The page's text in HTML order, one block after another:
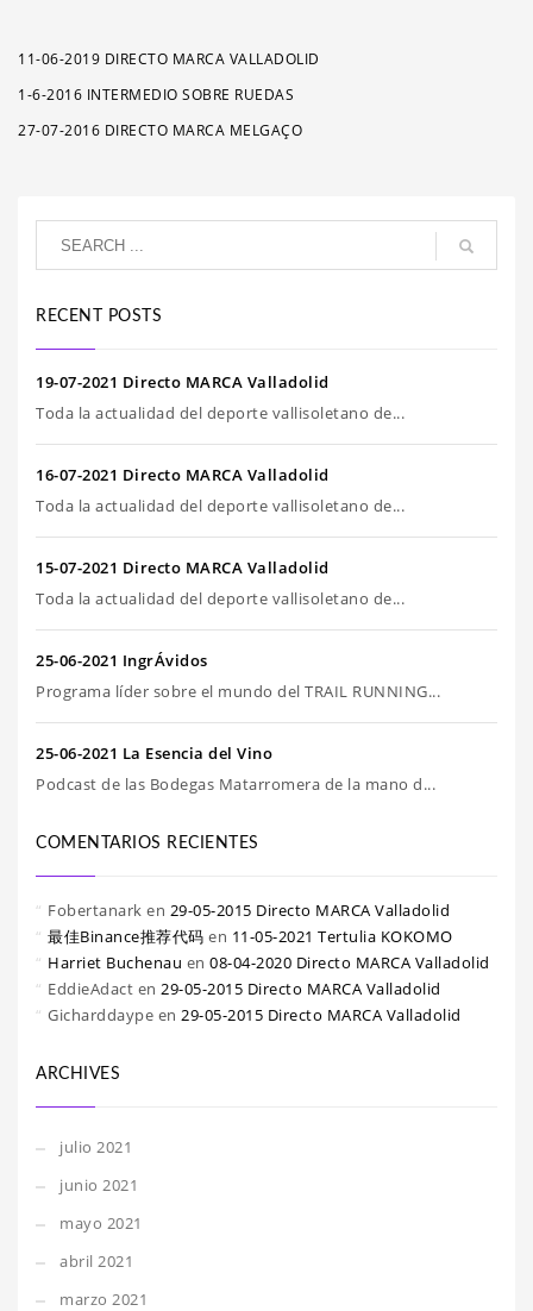
11-06-2019 DIRECTO MARCA VALLADOLID
1-6-2016 INTERMEDIO SOBRE RUEDAS
27-07-2016 DIRECTO MARCA MELGAÇO
RECENT POSTS
19-07-2021 Directo MARCA Valladolid
Toda la actualidad del deporte vallisoletano de...
16-07-2021 Directo MARCA Valladolid
Toda la actualidad del deporte vallisoletano de...
15-07-2021 Directo MARCA Valladolid
Toda la actualidad del deporte vallisoletano de...
25-06-2021 IngrÁvidos
Programa líder sobre el mundo del TRAIL RUNNING...
25-06-2021 La Esencia del Vino
Podcast de las Bodegas Matarromera de la mano d...
COMENTARIOS RECIENTES
Fobertanark en 29-05-2015 Directo MARCA Valladolid
最佳Binance推荐代码 en 11-05-2021 Tertulia KOKOMO
Harriet Buchenau en 08-04-2020 Directo MARCA Valladolid
EddieAdact en 29-05-2015 Directo MARCA Valladolid
Gicharddaype en 29-05-2015 Directo MARCA Valladolid
ARCHIVES
julio 2021
junio 2021
mayo 2021
abril 2021
marzo 2021